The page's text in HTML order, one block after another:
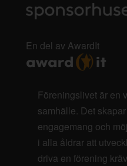
En del av AwardIt
Föreningslivet är en
samhälle. Det
engagemang och
i alla åldrar att
driva en förening